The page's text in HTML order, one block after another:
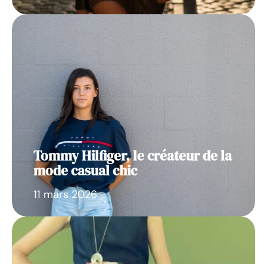
Tommy Hilfiger, le créateur de la
mode casual chic
11 mars 2026